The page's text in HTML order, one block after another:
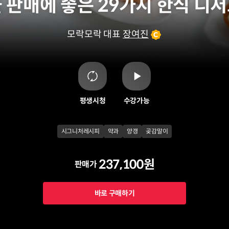
판매에 좋은 29가지 한식 디
모락모락 대표 장여진
평생시청 수강가능
시그니처레시피 약과 양갱 곶감말이
판매가237,100원
바로 구매하기